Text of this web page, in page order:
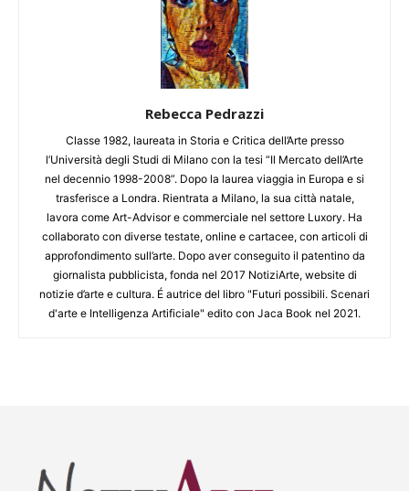
Rebecca Pedrazzi
Classe 1982, laureata in Storia e Critica dell’Arte presso
l’Università degli Studi di Milano con la tesi “Il Mercato dell’Arte
nel decennio 1998-2008”. Dopo la laurea viaggia in Europa e si
trasferisce a Londra. Rientrata a Milano, la sua città natale,
lavora come Art-Advisor e commerciale nel settore Luxory. Ha
collaborato con diverse testate, online e cartacee, con articoli di
approfondimento sull’arte. Dopo aver conseguito il patentino da
giornalista pubblicista, fonda nel 2017 NotiziArte, website di
notizie d’arte e cultura. É autrice del libro "Futuri possibili. Scenari
d'arte e Intelligenza Artificiale" edito con Jaca Book nel 2021.